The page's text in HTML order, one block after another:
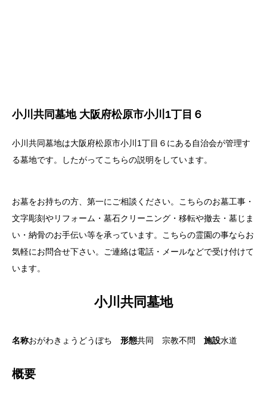
小川共同墓地 大阪府松原市小川1丁目６
小川共同墓地は大阪府松原市小川1丁目６にある自治会が管理す
る墓地です。したがってこちらの説明をしています。
お墓をお持ちの方、第一にご相談ください。こちらのお墓工事・
文字彫刻やリフォーム・墓石クリーニング・移転や撤去・墓じま
い・納骨のお手伝い等を承っています。こちらの霊園の事ならお
気軽にお問合せ下さい。ご連絡は電話・メールなどで受け付けて
います。
小川共同墓地
名称おがわきょうどうぼち 形態共同 宗教不問 施設水道
概要